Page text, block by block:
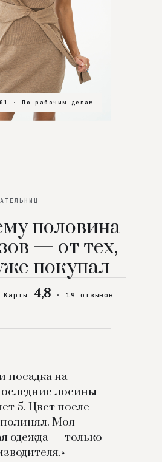
· По рабочим делам
02 · В зал
03 · На особенный вечер
половина
— от тех,
покупал
Карты 4,8 · 19 отзывов
посадка на
лосины
5. Цвет после
Моя
одежда — только